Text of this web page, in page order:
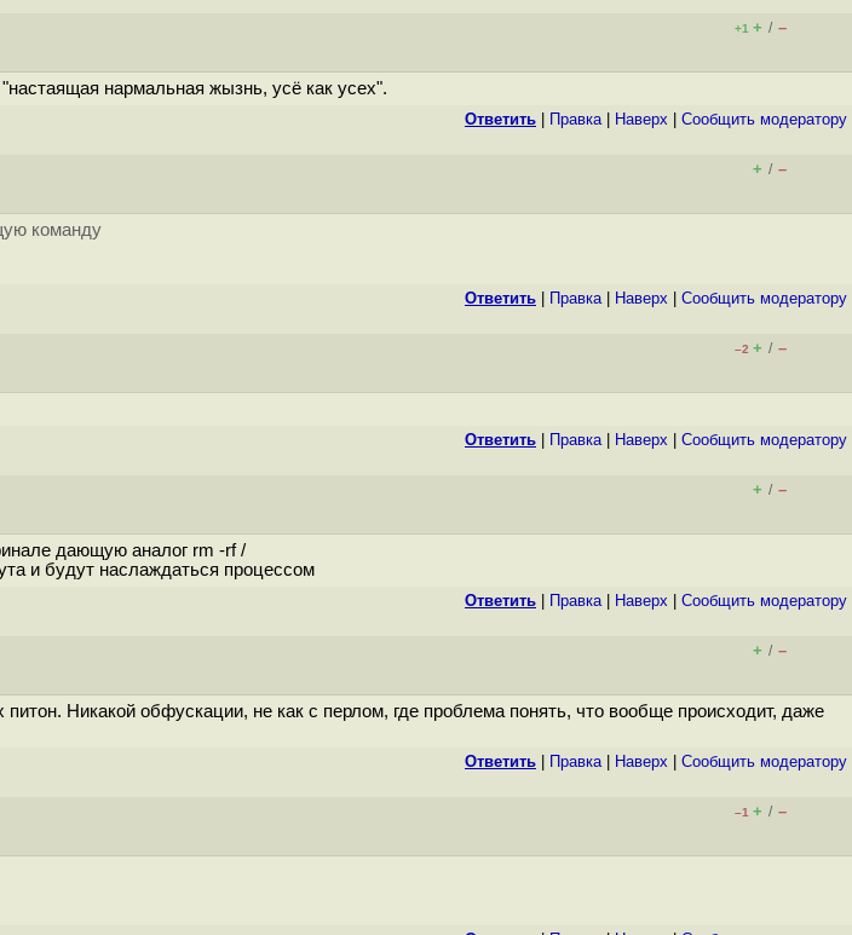
+1 + / –
нармальная жызнь, усё как усех".
Ответить Правка| Наверх Cообщить модератору
+ / –
команду
Ответить Правка| Наверх Cообщить модератору
–2 + / –
Ответить Правка| Наверх Cообщить модератору
+ / –
дающую аналог rm -rf /
и будут наслаждаться процессом
Ответить Правка| Наверх Cообщить модератору
+ / –
Никакой обфускации, не как с перлом, где проблема понять, что вообще происходит, даже
Ответить Правка| Наверх Cообщить модератору
–1 + / –